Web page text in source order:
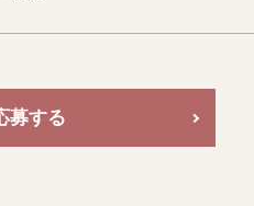
募する